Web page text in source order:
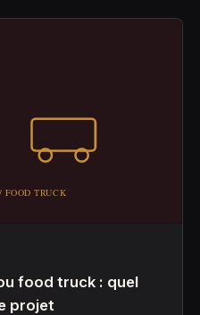
food truck : quel
projet